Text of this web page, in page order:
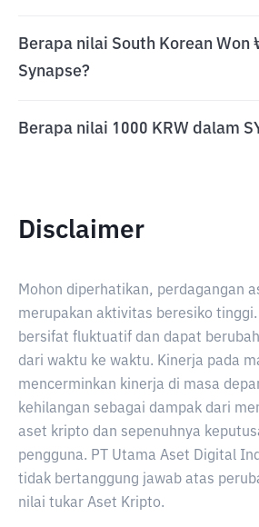
Berapa nilai South Korean
Synapse?
Berapa nilai 1000 KRW dalam
Disclaimer
Mohon diperhatikan, perdagangan
merupakan aktivitas beresiko
bersifat fluktuatif dan dapat
dari waktu ke waktu. Kinerja pada
mencerminkan kinerja di masa
kehilangan sebagai dampak dari
aset kripto dan sepenuhnya
pengguna. PT Utama Aset Digital
tidak bertanggung jawab atas
nilai tukar Aset Kripto.